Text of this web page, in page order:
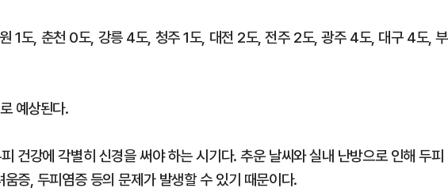
1도, 춘천 0도, 강릉 4도, 청주 1도, 대전 2도, 전주 2도, 광주 4도, 대구 4도, 부
예상된다.
건강에 각별히 신경을 써야 하는 시기다. 추운 날씨와 실내 난방으로 인해 두피
증, 두피염증 등의 문제가 발생할 수 있기 때문이다.